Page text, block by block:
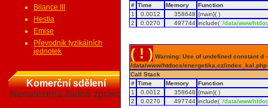
Bilance III
Hestia
Emise
Převodník fyzikálních
jednotek
Komerční sdělení
Nenalezena žádná zpráva
# Time Memory
Function
1
0.0012 358648 {main}( )
2
0.0270 497744 include('/data/www/
( ! ) Warning: Use of undefined constant
/data/www/htdocs/energetika.cz/
Call Stack
# Time Memory
Function
1
0.0012 358648 {main}( )
2
0.0270 497744 include('/data/www/